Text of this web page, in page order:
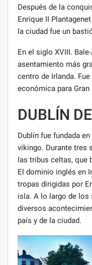
Después de la
Enrique II
la ciudad fue un
En el siglo XVIII.
asentamiento más
centro de Irlanda.
económica para Gran
DUBLÍN
Dublín fue fundada
vikingo. Durante tres
las tribus celtas, que
El dominio inglés en
tropas dirigidas por
isla. A lo largo de los
diversos
país y de la ciudad.